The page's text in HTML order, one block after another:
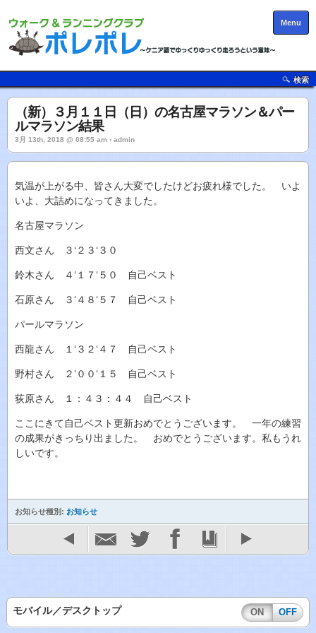
Menu
検索
（新）３月１１日（日）の名古屋マラソン＆パー
ルマラソン結果
3月 13th, 2018 @ 08:55 am › admin
気温が上がる中、皆さん大変でしたけどお疲れ様でした。 いよ
いよ、大詰めになってきました。
名古屋マラソン
西文さん ３‘２３‘３０
鈴木さん ４‘１７‘５０ 自己ベスト
石原さん ３‘４８‘５７ 自己ベスト
パールマラソン
西龍さん １‘３２‘４７ 自己ベスト
野村さん ２‘００‘１５ 自己ベスト
荻原さん １：４３：４４ 自己ベスト
ここにきて自己ベスト更新おめでとうございます。 一年の練習
の成果がきっちり出ました。 おめでとうございます。私もうれ
しいです。
お知らせ種別: お知らせ
モバイル／デスクトップ ON OFF